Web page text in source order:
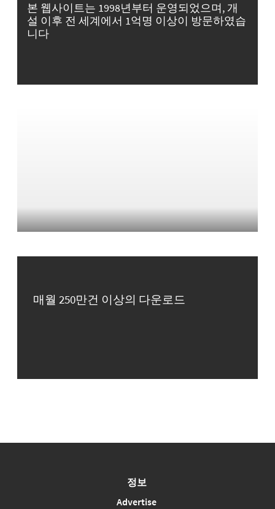
본 웹사이트는 1998년부터 운영되었으며, 개
설 이후 전 세계에서 1억명 이상이 방문하였습
니다
매월 250만건 이상의 다운로드
정보
Advertise